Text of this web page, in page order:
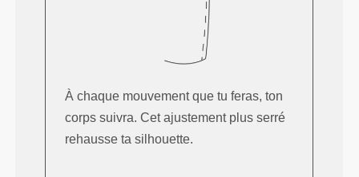
À chaque mouvement que tu feras, ton
corps suivra. Cet ajustement plus serré
rehausse ta silhouette.